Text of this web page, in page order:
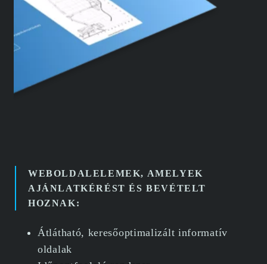
WEBOLDALELEMEK, AMELYEK
AJÁNLATKÉRÉST ÉS BEVÉTELT
HOZNAK:
Átlátható, keresőoptimalizált informatív
oldalak